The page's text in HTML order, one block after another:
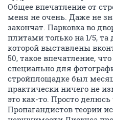
Общее впечатление от
меня не очень. Даже не
закончат. Парковка во
плитами только на 1/5, та
которой выставлены
50, такое впечатление,
специально для
стройплощадке был
практически ничего не
это как-то. Просто
Пропагандистов теории